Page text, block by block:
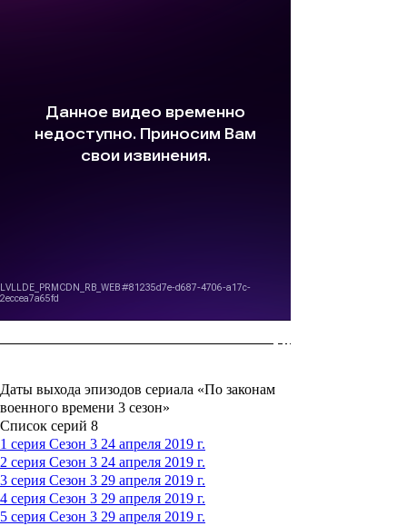
Даты выхода эпизодов сериала «По законам
военного времени 3 сезон»
Список серий 8
1 серия Сезон 3 24 апреля 2019 г.
2 серия Сезон 3 24 апреля 2019 г.
3 серия Сезон 3 29 апреля 2019 г.
4 серия Сезон 3 29 апреля 2019 г.
5 серия Сезон 3 29 апреля 2019 г.